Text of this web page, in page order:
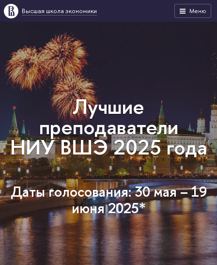
Меню
Высшая школа экономики
Лучшие
преподаватели
НИУ ВШЭ 2025 года
Даты голосования: 30 мая – 19
июня 2025*